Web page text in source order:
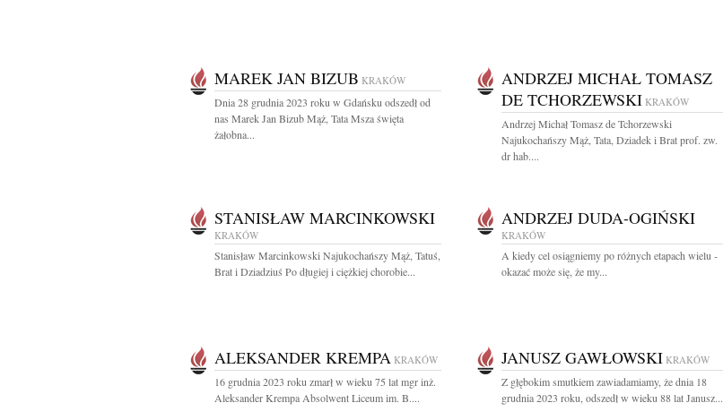
MAREK JAN BIZUB KRAKÓW
Dnia 28 grudnia 2023 roku w Gdańsku odszedł od
nas Marek Jan Bizub Mąż, Tata Msza święta
żałobna...
ANDRZEJ MICHAŁ TOMASZ
DE TCHORZEWSKI KRAKÓW
Andrzej Michał Tomasz de Tchorzewski
Najukochańszy Mąż, Tata, Dziadek i Brat prof. zw.
dr hab....
STANISŁAW MARCINKOWSKI
KRAKÓW
Stanisław Marcinkowski Najukochańszy Mąż, Tatuś,
Brat i Dziadziuś Po długiej i ciężkiej chorobie...
ANDRZEJ DUDA-OGIŃSKI
KRAKÓW
A kiedy cel osiągniemy po różnych etapach wielu -
okazać może się, że my...
ALEKSANDER KREMPA KRAKÓW
16 grudnia 2023 roku zmarł w wieku 75 lat mgr inż.
Aleksander Krempa Absolwent Liceum im. B....
JANUSZ GAWŁOWSKI KRAKÓW
Z głębokim smutkiem zawiadamiamy, że dnia 18
grudnia 2023 roku, odszedł w wieku 88 lat Janusz...